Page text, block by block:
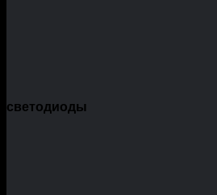
светодиоды